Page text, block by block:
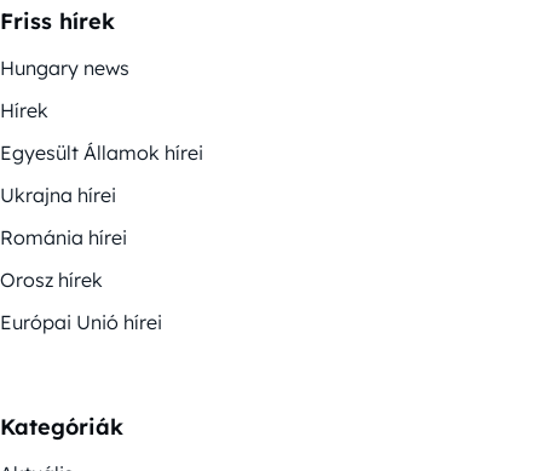
Friss hírek
Hungary news
Hírek
Egyesült Államok hírei
Ukrajna hírei
Románia hírei
Orosz hírek
Európai Unió hírei
Kategóriák